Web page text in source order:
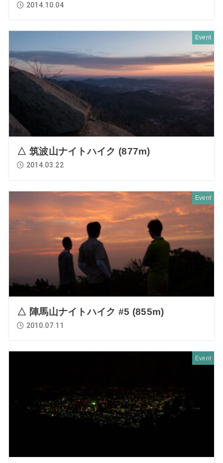
2014.10.04
Event
△ 筑波山ナイトハイク (877m)
2014.03.22
Event
△ 陣馬山ナイトハイク #5 (855m)
2010.07.11
Event